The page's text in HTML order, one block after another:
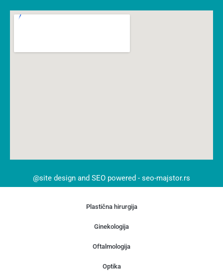
@site design and SEO powered - seo-majstor.rs
Plastična hirurgija
Ginekologija
Oftalmologija
Optika